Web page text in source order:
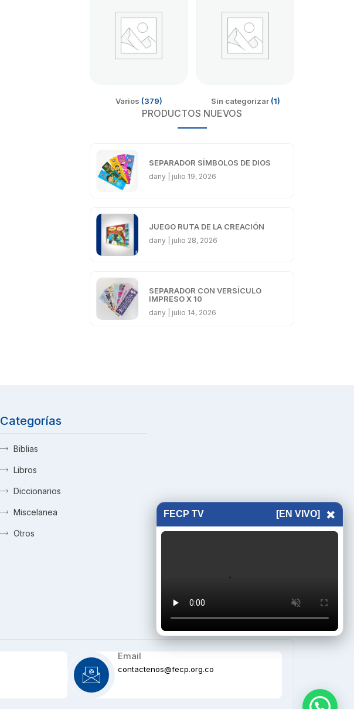
FECP TV [EN VIVO] ×
Varios (379) Sin categorizar (1)
PRODUCTOS NUEVOS
SEPARADOR SÍMBOLOS DE DIOS
dany julio 19, 2026
JUEGO RUTA DE LA CREACIÓN
dany julio 28, 2026
SEPARADOR CON VERSÍCULO
IMPRESO X 10
dany julio 14, 2026
Categorías
Biblias
Libros
Diccionarios
Miscelanea
Otros
Email
contactenos@fecp.org.co